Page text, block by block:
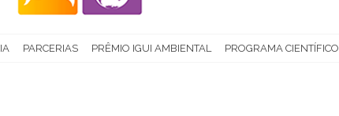
PARCERIAS PRÊMIO IGUI AMBIENTAL PROGRAMA CIENTÍFICO